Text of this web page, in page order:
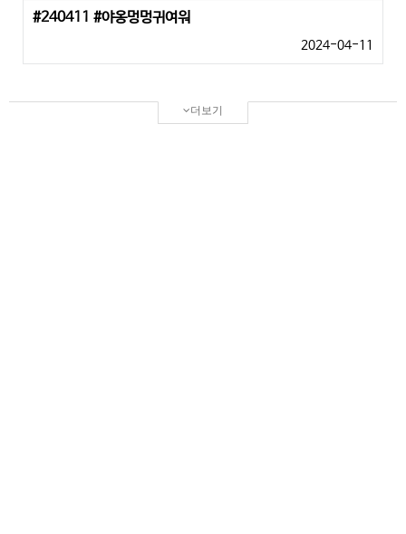
#240411 #야옹멍멍귀여워
2024-04-11
더보기